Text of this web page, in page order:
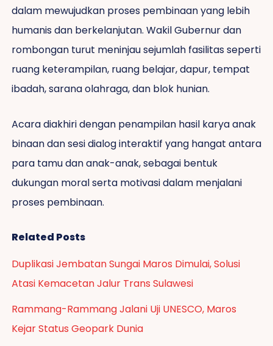
dalam mewujudkan proses pembinaan yang lebih
humanis dan berkelanjutan. Wakil Gubernur dan
rombongan turut meninjau sejumlah fasilitas seperti
ruang keterampilan, ruang belajar, dapur, tempat
ibadah, sarana olahraga, dan blok hunian.
Acara diakhiri dengan penampilan hasil karya anak
binaan dan sesi dialog interaktif yang hangat antara
para tamu dan anak-anak, sebagai bentuk
dukungan moral serta motivasi dalam menjalani
proses pembinaan.
Related Posts
Duplikasi Jembatan Sungai Maros Dimulai, Solusi
Atasi Kemacetan Jalur Trans Sulawesi
Rammang-Rammang Jalani Uji UNESCO, Maros
Kejar Status Geopark Dunia